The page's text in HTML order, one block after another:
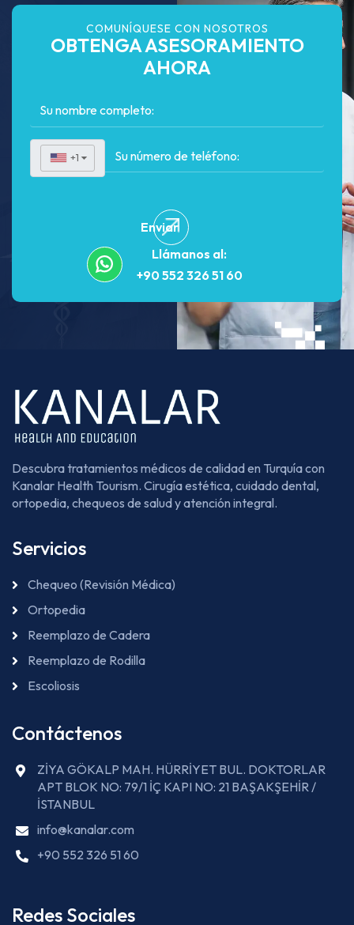
COMUNÍQUESE CON NOSOTROS
OBTENGA ASESORAMIENTO
AHORA
+1 ▼
Enviar
Llámanos al:
+90 552 326 51 60
Descubra tratamientos médicos de calidad en Turquía con
Kanalar Health Tourism. Cirugía estética, cuidado dental,
ortopedia, chequeos de salud y atención integral.
Servicios
Chequeo (Revisión Médica)
Ortopedia
Reemplazo de Cadera
Reemplazo de Rodilla
Escoliosis
Contáctenos
ZİYA GÖKALP MAH. HÜRRİYET BUL. DOKTORLAR
APT BLOK NO: 79/1 İÇ KAPI NO: 21 BAŞAKŞEHİR /
İSTANBUL
info@kanalar.com
+90 552 326 51 60
Redes Sociales